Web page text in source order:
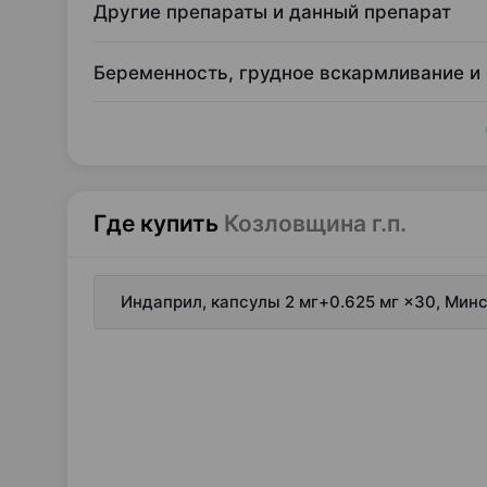
Другие препараты и данный препарат
Беременность, грудное вскармливание и
Где купить Козловщина г.п.
Индаприл, капсулы 2 мг+0.625 мг ×30,